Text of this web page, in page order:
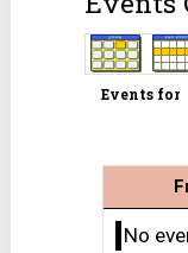
Events for
No